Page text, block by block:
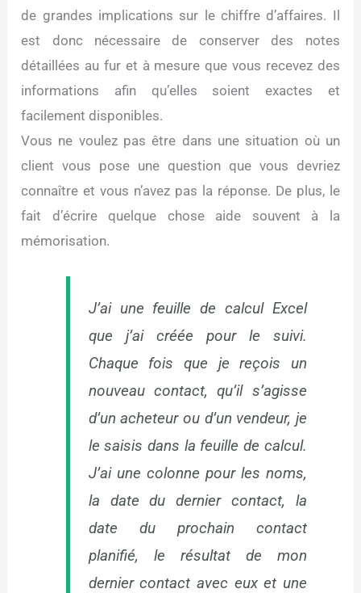
de grandes implications sur le chiffre d’affaires. Il
est donc nécessaire de conserver des notes
détaillées au fur et à mesure que vous recevez des
informations afin qu’elles soient exactes et
facilement disponibles.
Vous ne voulez pas être dans une situation où un
client vous pose une question que vous devriez
connaître et vous n’avez pas la réponse. De plus, le
fait d’écrire quelque chose aide souvent à la
mémorisation.
J’ai une feuille de calcul Excel
que j’ai créée pour le suivi.
Chaque fois que je reçois un
nouveau contact, qu’il s’agisse
d’un acheteur ou d’un vendeur, je
le saisis dans la feuille de calcul.
J’ai une colonne pour les noms,
la date du dernier contact, la
date du prochain contact
planifié, le résultat de mon
dernier contact avec eux et une